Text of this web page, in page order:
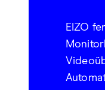
EIZO